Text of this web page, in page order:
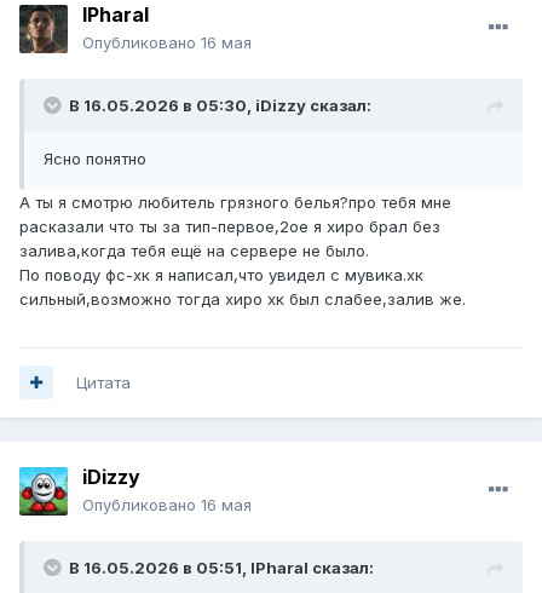
lPharal
Опубликовано 16 мая
В 16.05.2026 в 05:30, iDizzy сказал:
Ясно понятно
А ты я смотрю любитель грязного белья?про тебя мне
расказали что ты за тип-первое,2ое я хиро брал без
залива,когда тебя ещё на сервере не было.
По поводу фс-хк я написал,что увидел с мувика.хк
сильный,возможно тогда хиро хк был слабее,залив же.
Цитата
iDizzy
Опубликовано 16 мая
В 16.05.2026 в 05:51, lPharal сказал: